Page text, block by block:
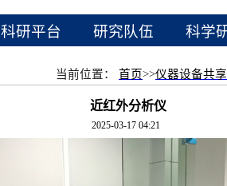
科研平台 研究队伍 科学
当前位置： 首页>>仪器设备共享
近红外分析仪
2025-03-17 04:21